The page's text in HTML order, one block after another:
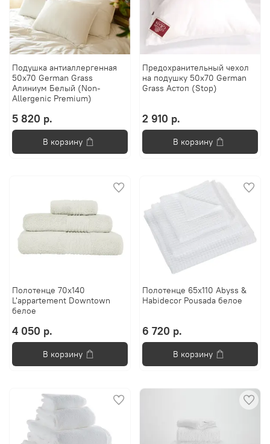
Подушка антиаллергенная
50х70 German Grass
Алиниум Белый (Non-
Allergenic Premium)
5 820 р.
В корзину
Предохранительный чехол
на подушку 50х70 German
Grass Астоп (Stop)
2 910 р.
В корзину
Полотенце 70х140
L'appartement Downtown
белое
4 050 р.
В корзину
Полотенце 65x110 Abyss &
Habidecor Pousada белое
6 720 р.
В корзину